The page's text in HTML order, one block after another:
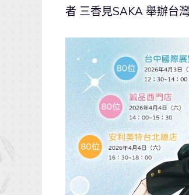
者 三香見SAKA 舉辦台